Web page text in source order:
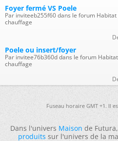
Foyer fermé VS Poele
Par inviteeb255f60 dans le forum
chauffage
Poele ou insert/foyer
Par invitee76b360d dans le forum
chauffage
Fuseau horaire GMT +1. Il
Dans l'universMaisonde
produitssur l'univers de la